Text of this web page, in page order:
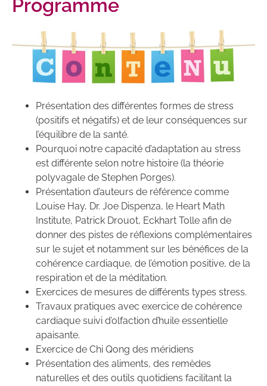
Programme
Présentation des différentes formes de stress
(positifs et négatifs) et de leur conséquences sur
l’équilibre de la santé.
Pourquoi notre capacité d’adaptation au stress
est différente selon notre histoire (la théorie
polyvagale de Stephen Porges).
Présentation d’auteurs de référence comme
Louise Hay, Dr. Joe Dispenza, le Heart Math
Institute, Patrick Drouot, Eckhart Tolle afin de
donner des pistes de réflexions complémentaires
sur le sujet et notamment sur les bénéfices de la
cohérence cardiaque, de l’émotion positive, de la
respiration et de la méditation.
Exercices de mesures de différents types stress.
Travaux pratiques avec exercice de cohérence
cardiaque suivi d’olfaction d’huile essentielle
apaisante.
Exercice de Chi Qong des méridiens
Présentation des aliments, des remèdes
naturelles et des outils quotidiens facilitant la